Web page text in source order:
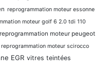
reprogrammation moteur essonne
moteur golf 6 2.0 tdi 110
reprogrammation moteur peugeot
reprogrammation moteur scirocco
EGR vitres teintées